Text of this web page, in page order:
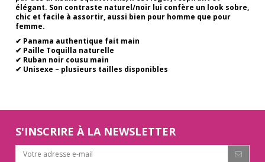
élégant. Son contraste naturel/noir lui confère un look sobre,
chic et facile à assortir, aussi bien pour homme que pour
femme.
✔ Panama authentique fait main
✔ Paille Toquilla naturelle
✔ Ruban noir cousu main
✔ Unisexe – plusieurs tailles disponibles
S'INSCRIRE À LA NEWSLETTER